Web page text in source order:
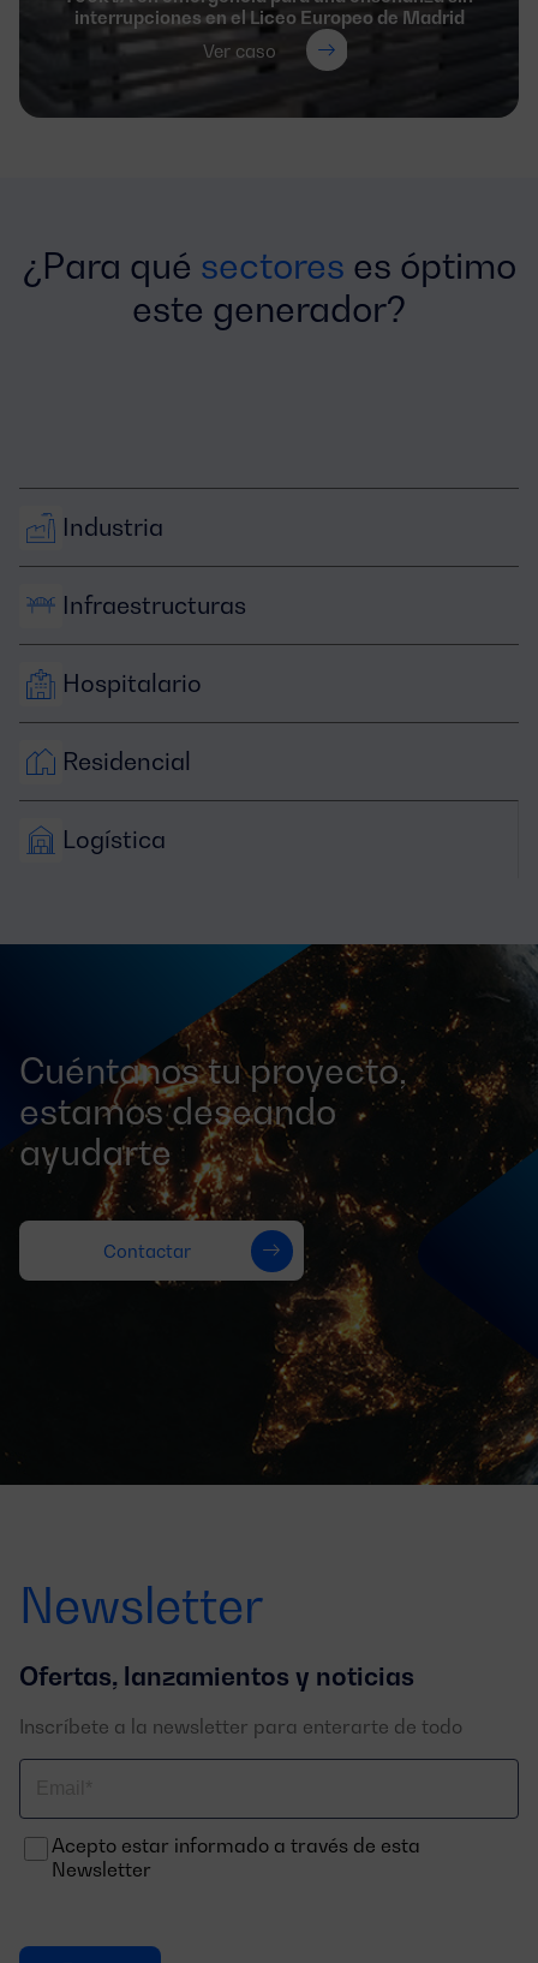
interrupciones en el Liceo Europeo de Madrid
Ver caso
¿Para qué sectores es óptimo
este generador?
Industria
Infraestructuras
Hospitalario
Residencial
Logística
Cuéntanos tu proyecto,
estamos deseando
ayudarte
Contactar
Newsletter
Ofertas, lanzamientos y noticias
Inscríbete a la newsletter para enterarte de todo
electrónico
Acepto estar informado a través de esta
Newsletter